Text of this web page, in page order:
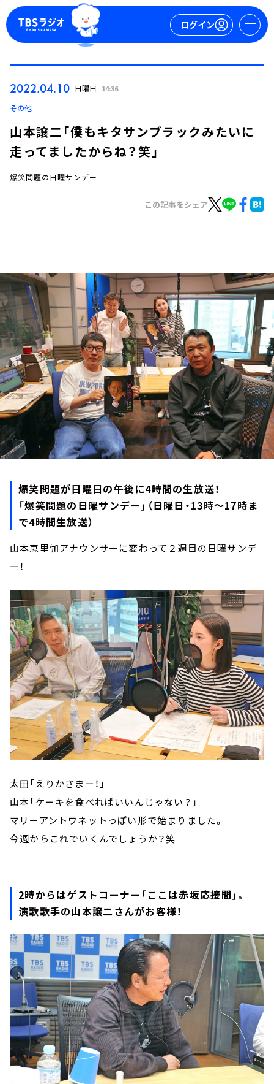
ログイン
お知らせ
イベント・グッズ
YouTube
会社情報
2022.04.10 日曜日 14:36
その他
山本譲二「僕もキタサンブラックみたいに
走ってましたからね？笑」
爆笑問題の日曜サンデー
この記事をシェア
爆笑問題が日曜日の午後に4時間の生放送！
「爆笑問題の日曜サンデー」（日曜日・13時～17時ま
で4時間生放送）
山本恵里伽アナウンサーに変わって２週目の日曜サンデ
ー！
太田「えりかさまー！」
山本「ケーキを食べればいいんじゃない？」
マリーアントワネットっぽい形で始まりました。
今週からこれでいくんでしょうか？笑
2時からはゲストコーナー「ここは赤坂応接間」。
演歌歌手の山本譲二さんがお客様！